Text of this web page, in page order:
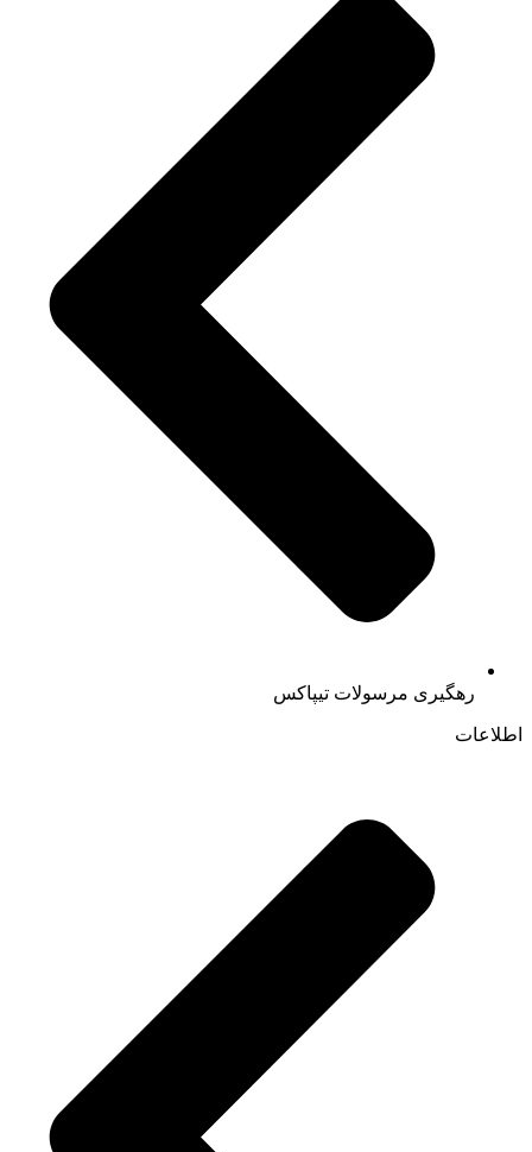
رهگیری مرسولات تیپاکس
اطلاعات